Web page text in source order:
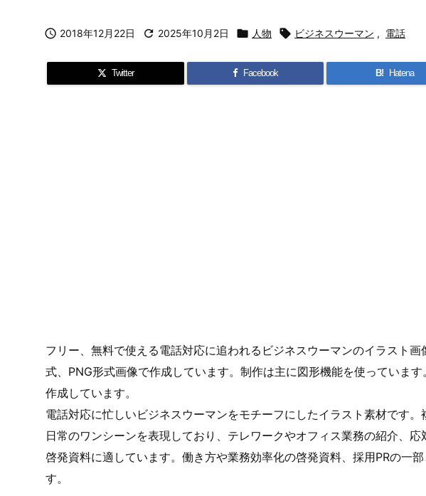
 2018年12月22日  2025年10月2日  人物  ビジネスウーマン , 電話
Twitter Facebook B! Hatena
フリー、無料で使える電話対応に追われるビジネスウーマンのイラスト
式、PNG形式画像で作成しています。制作は主に図形機能を使っていま
作成しています。
電話対応に忙しいビジネスウーマンをモチーフにしたイラスト素材です
日常のワンシーンを表現しており、テレワークやオフィス業務の紹介、
啓発資料に適しています。働き方や業務効率化の啓発資料、採用PRの一
す。